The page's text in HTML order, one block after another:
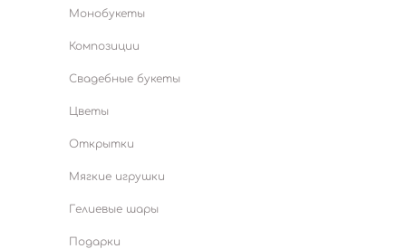
Монобукеты
Композиции
Свадебные букеты
Цветы
Открытки
Мягкие игрушки
Гелиевые шары
Подарки